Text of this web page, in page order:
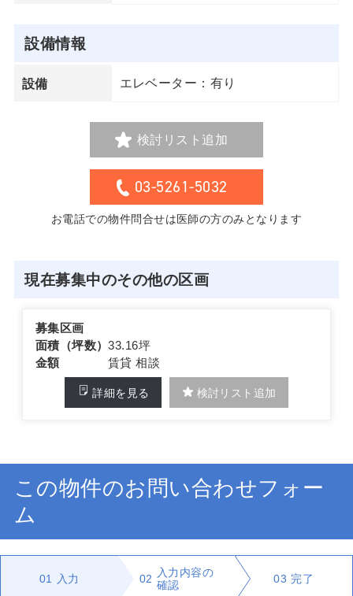
設備情報
設備 エレベーター：有り
検討リスト追加
03-5261-5032
お電話での物件問合せは医師の方のみとなります
現在募集中のその他の区画
募集区画
面積（坪数）33.16坪
金額
賃貸 相談
詳細を見る 検討リスト追加
この物件のお問い合わせフォー
ム
01 入力 02
入力内容の
確認
03 完了